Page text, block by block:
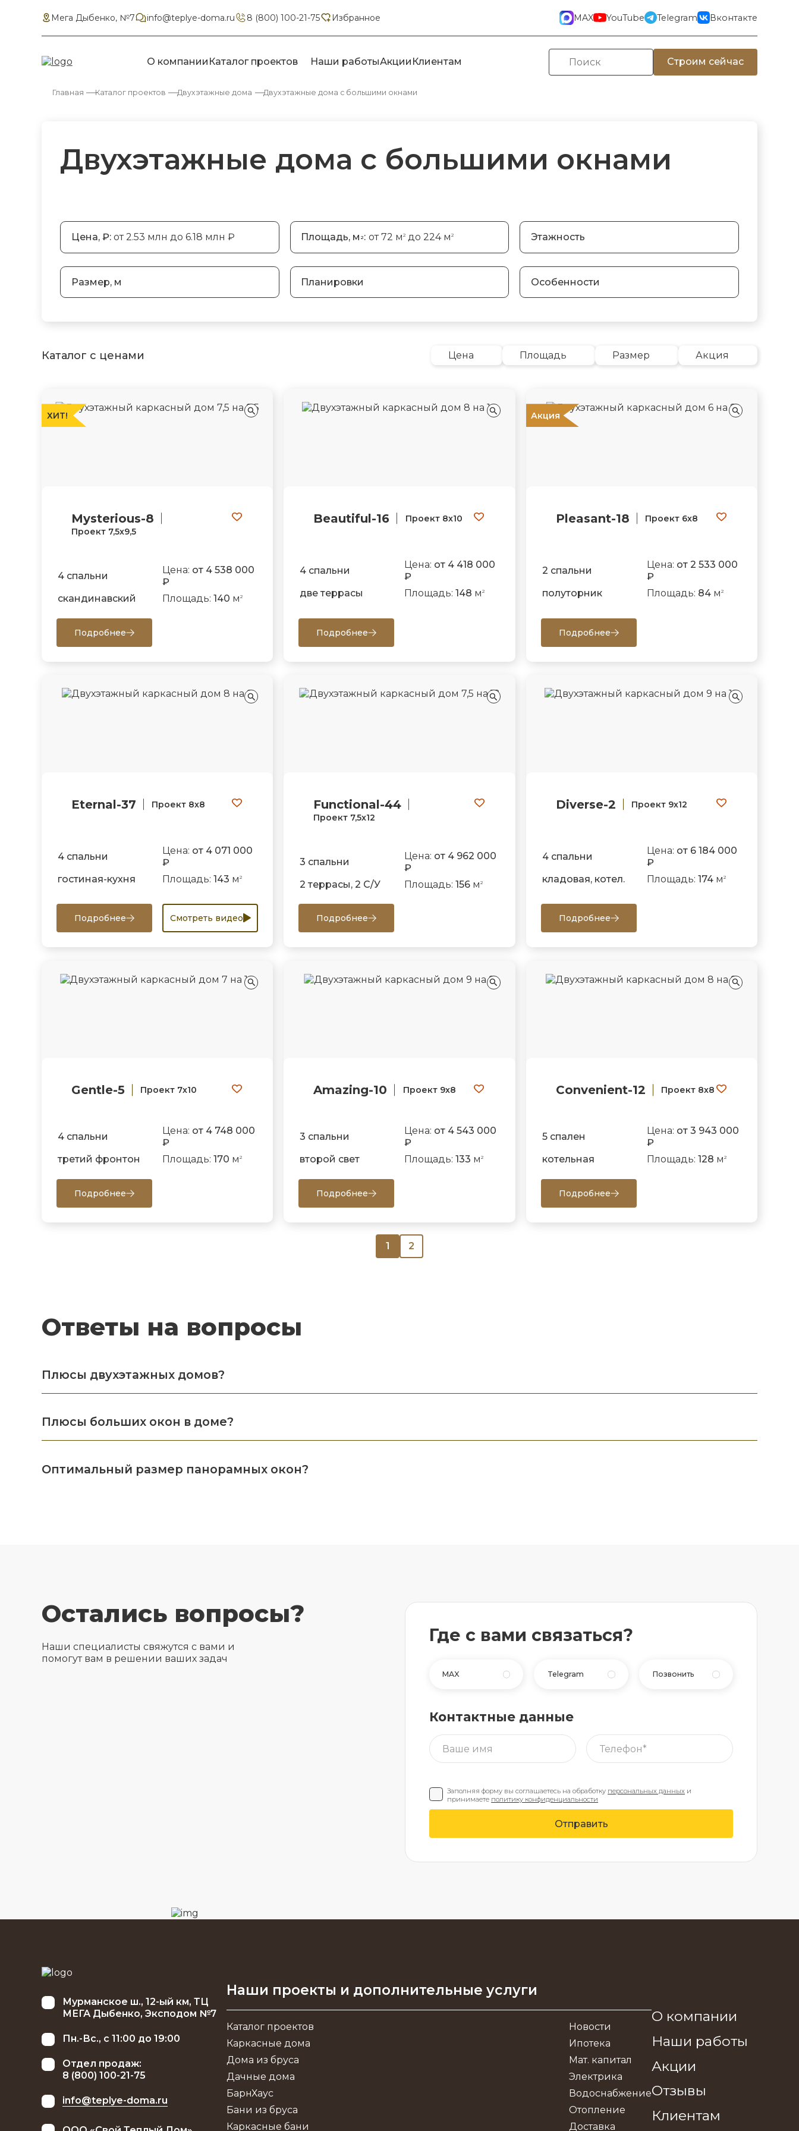
Мега Дыбенко, №7 info@teplye-doma.ru 8 (800) 100-21-75 Избранное MAX YouTube Telegram Вконтакте
О компании Каталог проектов Наши работыАкции Клиентам Строим сейчас
Главная Каталог проектов Двухэтажные дома Двухэтажные дома с большими окнами
Двухэтажные дома с большими окнами
Цена, ₽: от 2.53 млн до 6.18 млн ₽ Площадь, м 2 : от 72 м2 до 224 м2 Этажность
Размер, м Планировки Особенности
Каталог с ценами Цена Площадь Размер Акция
ХИТ!
Mysterious-8
Проект 7,5х9,5
4 спальни
Цена: от 4 538 000
₽
скандинавский
Площадь: 140 м 2
Подробнее
Beautiful-16 Проект 8х10
4 спальни
Цена: от 4 418 000
₽
две террасы
Площадь:148 м2
Подробнее
Акция
Pleasant-18 Проект 6х8
2 спальни
Цена: от 2 533 000
₽
полуторник
Площадь: 84м 2
Подробнее
Eternal-37 Проект 8х8
4 спальни
Цена: от 4 071 000
₽
гостиная-кухня
Площадь: 143 м 2
Подробнее Смотреть видео
Functional-44
Проект 7,5х12
3 спальни
Цена: от 4 962 000
₽
2 террасы, 2 С/У
Площадь:156 м2
Подробнее
Diverse-2 Проект 9х12
4 спальни
Цена: от 6 184 000
₽
кладовая, котел.
Площадь: 174м 2
Подробнее
Gentle-5 Проект 7х10
4 спальни
Цена: от 4 748 000
₽
третий фронтон
Площадь: 170 м 2
Подробнее
Amazing-10 Проект 9х8
3 спальни
Цена: от 4 543 000
₽
второй свет
Площадь:133 м2
Подробнее
Convenient-12 Проект 8х8
5 спален
Цена: от 3 943 000
₽
котельная
Площадь: 128 м 2
Подробнее
1 2
Ответы на вопросы
Плюсы двухэтажных домов?
Плюсы больших окон в доме?
Оптимальный размер панорамных окон?
Остались вопросы?
Наши специалисты свяжутся с вами и
помогут вам в решении ваших задач
Где с вами связаться?
MAX Telegram Позвонить
Контактные данные
Заполняя форму вы соглашаетесь на обработку персональных данных и
принимаете политику конфиденциальности
Отправить
Мурманское ш., 12-ый км, ТЦ
МЕГА Дыбенко, Эксподом №7
Пн.-Вс., с 11:00 до 19:00
Отдел продаж:
8 (800) 100-21-75
info@teplye-doma.ru
Наши проекты и дополнительные услуги
Каталог проектов
Каркасные дома
Дома из бруса
Дачные дома
БарнХаус
Бани из бруса
Каркасные бани
Новости
Ипотека
Мат. капитал
Электрика
Водоснабжение
Отопление
Доставка
О компании
Наши работы
Акции
Отзывы
Клиентам